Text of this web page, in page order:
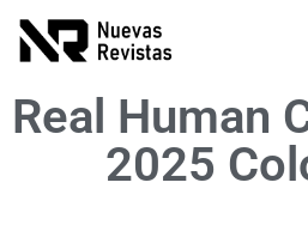
Real Human
2025